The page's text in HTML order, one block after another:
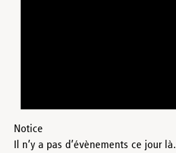
Notice
Il n’y a pas d’évènements ce jour là.